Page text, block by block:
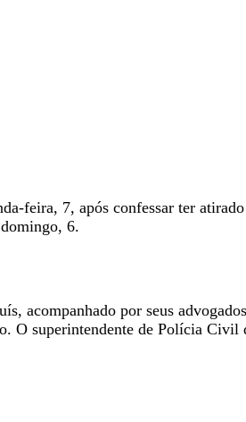
feira, 7, após confessar ter
6.
acompanhado por seus
O superintendente de Polícia